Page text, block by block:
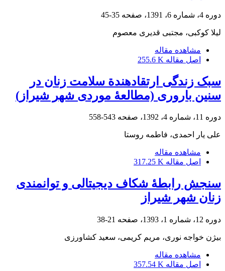
دوره 4، شماره 6، 1391، صفحه 35-45
لیلا کوکبی، مجتبی قدیری معصوم
مشاهده مقاله
اصل مقاله 255.6 K
سبک زندگی ارتقادهندة سلامت زنان در
سنین باروری (مطالعۀ موردی شهر شیراز)
دوره 11، شماره 4، 1392، صفحه 543-558
علی یار احمدی، فاطمه روستا
مشاهده مقاله
اصل مقاله 317.25 K
سنجش رابطۀ شکاف دیجیتالی و توانمندی
زنان شهر شیراز
دوره 12، شماره 1، 1393، صفحه 21-38
بیژن خواجه نوری، مریم کریمی، سعید کشاورزی
مشاهده مقاله
اصل مقاله 357.54 K